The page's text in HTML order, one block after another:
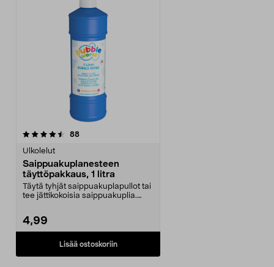
88arvostelut
Ulkolelut
Saippuakuplanesteen
täyttöpakkaus, 1 litra
Täytä tyhjät saippuakuplapullot tai
tee jättikokoisia saippuakuplia.
4,99
Lisää ostoskoriin